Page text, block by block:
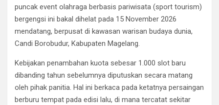
puncak event olahraga berbasis pariwisata (sport tourism)
bergengsi ini bakal dihelat pada 15 November 2026
mendatang, berpusat di kawasan warisan budaya dunia,
Candi Borobudur, Kabupaten Magelang.
​Kebijakan penambahan kuota sebesar 1.000 slot baru
dibanding tahun sebelumnya diputuskan secara matang
oleh pihak panitia. Hal ini berkaca pada ketatnya persaingan
berburu tempat pada edisi lalu, di mana tercatat sekitar